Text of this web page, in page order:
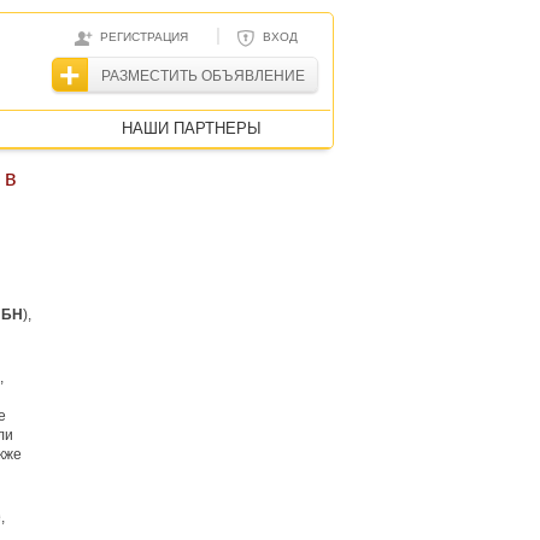
РЕГИСТРАЦИЯ | ВХОД
РАЗМЕСТИТЬ ОБЪЯВЛЕНИЕ
НАШИ ПАРТНЕРЫ
БН ),